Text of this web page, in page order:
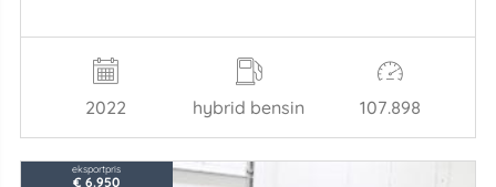
2022 hybrid bensin 107.898
eksportpris
€ 6.950